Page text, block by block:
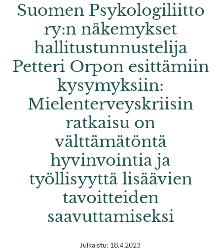
Suomen Psykologiliitto
ry:n näkemykset
hallitustunnustelija
Petteri Orpon esittämiin
kysymyksiin:
Mielenterveyskriisin
ratkaisu on
välttämätöntä
hyvinvointia ja
työllisyyttä lisäävien
tavoitteiden
saavuttamiseksi
Julkaistu: 18.4.2023